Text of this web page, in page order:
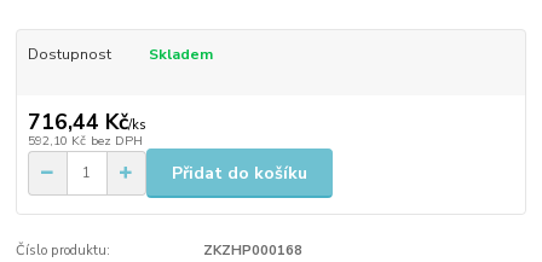
Dostupnost Skladem
716,44 Kč/ks
592,10 Kč bez DPH
Přidat do košíku
Číslo produktu: ZKZHP000168